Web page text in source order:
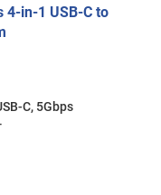
4-in-1 USB-C to
C, 5Gbps